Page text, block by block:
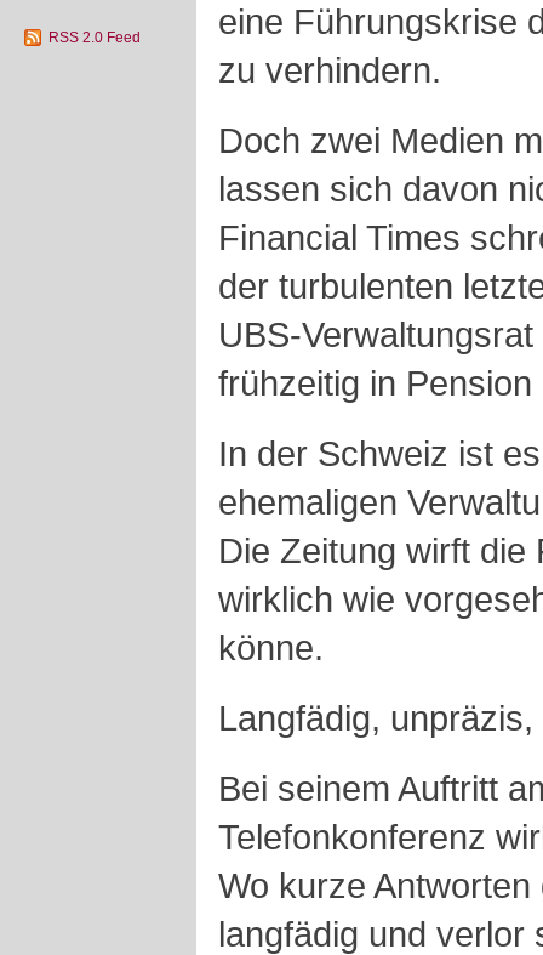
RSS 2.0 Feed
eine Führungskrise
zu verhindern.
Doch zwei Medien
lassen sich davon
Financial Times
der turbulenten
UBS-
frühzeitig in
In der Schweiz ist
ehemaligen
Die Zeitung wirft die
wirklich wie
könne.
Langfädig,
Bei seinem Auftritt
Telefonkonferenz
Wo kurze
langfädig und verlor